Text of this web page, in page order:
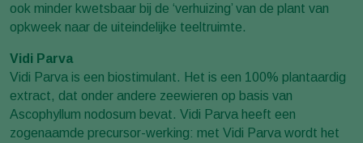
ook minder kwetsbaar bij de ‘verhuizing’ van de plant van
opkweek naar de uiteindelijke teeltruimte.
Vidi Parva
Vidi Parva is een biostimulant. Het is een 100% plantaardig
extract, dat onder andere zeewieren op basis van
Ascophyllum nodosum bevat. Vidi Parva heeft een
zogenaamde precursor-werking: met Vidi Parva wordt het